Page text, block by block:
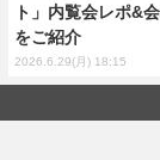
ト」内覧会レポ&
をご紹介
2026.6.29(月) 18:15